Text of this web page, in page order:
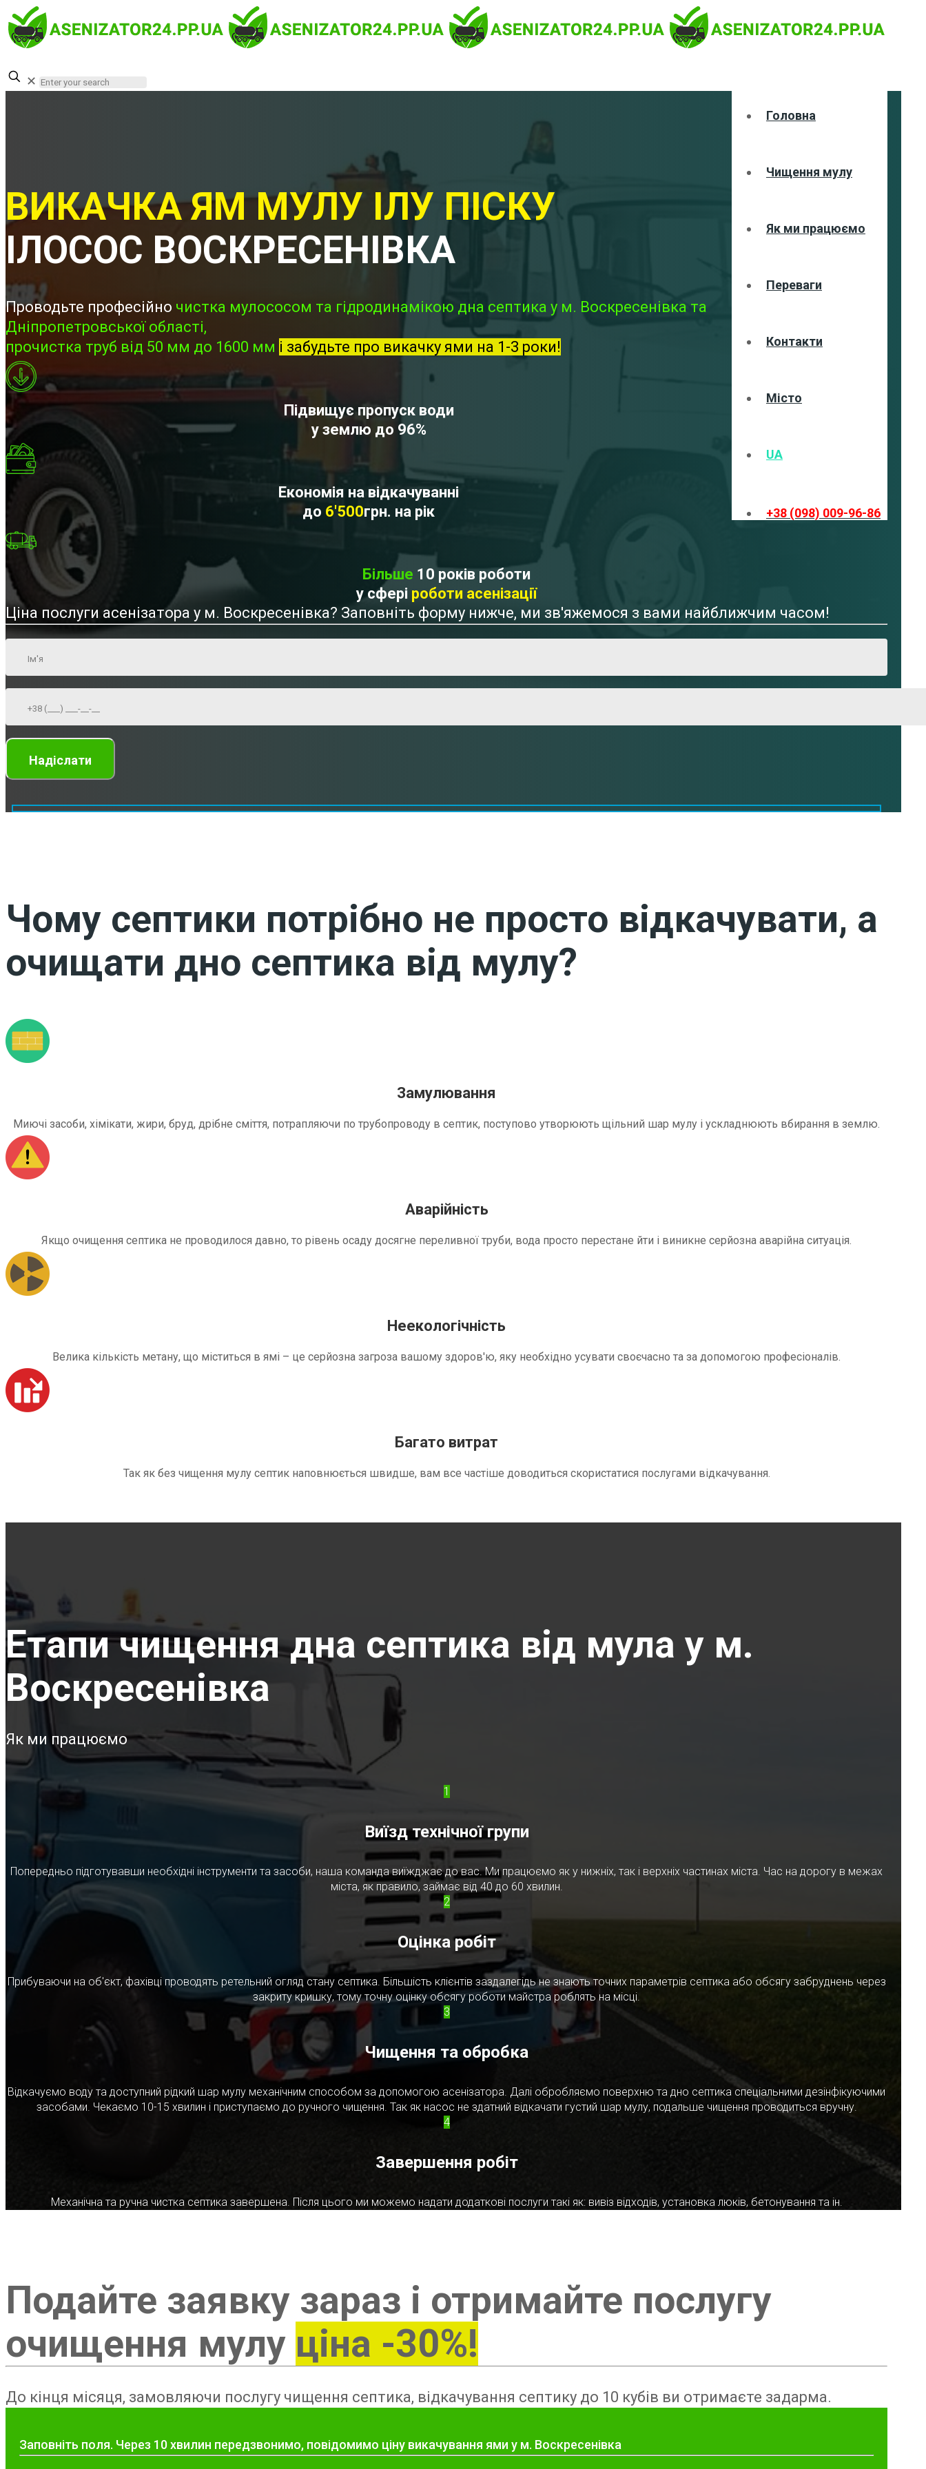
Головна
Чищення мулу
Як ми працюємо
Переваги
Контакти
Місто
UA
+38 (098) 009-96-86
✕
ВИКАЧКА ЯМ МУЛУ ІЛУ ПІСКУ
ІЛОСОС ВОСКРЕСЕНІВКА
Проводьте професійно чистка мулососом та гідродинамікою дна септика у м. Воскресенівка та
Дніпропетровської області,
прочистка труб від 50 мм до 1600 мм і забудьте про викачку ями на 1-3 роки!
Підвищує пропуск води
у землю до 96%
Економія на відкачуванні
до 6'500грн. на рік
Більше 10 років роботи
у сфері роботи асенізації
Ціна послуги асенізатора у м. Воскресенівка? Заповніть форму нижче, ми зв'яжемося з вами найближчим часом!
Чому септики потрібно не просто відкачувати, а
очищати дно септика від мулу?
Замулювання
Миючі засоби, хімікати, жири, бруд, дрібне сміття, потрапляючи по трубопроводу в септик, поступово утворюють щільний шар мулу і ускладнюють вбирання в землю.
Аварійність
Якщо очищення септика не проводилося давно, то рівень осаду досягне переливної труби, вода просто перестане йти і виникне серйозна аварійна ситуація.
Неекологічність
Велика кількість метану, що міститься в ямі – це серйозна загроза вашому здоров'ю, яку необхідно усувати своєчасно та за допомогою професіоналів.
Багато витрат
Так як без чищення мулу септик наповнюється швидше, вам все частіше доводиться скористатися послугами відкачування.
Етапи чищення дна септика від мула у м.
Воскресенівка
Як ми працюємо
1
Виїзд технічної групи
Попередньо підготувавши необхідні інструменти та засоби, наша команда виїжджає до вас. Ми працюємо як у нижніх, так і верхніх частинах міста. Час на дорогу в межах
міста, як правило, займає від 40 до 60 хвилин.
2
Оцінка робіт
Прибуваючи на об'єкт, фахівці проводять ретельний огляд стану септика. Більшість клієнтів заздалегідь не знають точних параметрів септика або обсягу забруднень через
закриту кришку, тому точну оцінку обсягу роботи майстра роблять на місці.
3
Чищення та обробка
Відкачуємо воду та доступний рідкий шар мулу механічним способом за допомогою асенізатора. Далі обробляємо поверхню та дно септика спеціальними дезінфікуючими
засобами. Чекаємо 10-15 хвилин і приступаємо до ручного чищення. Так як насос не здатний відкачати густий шар мулу, подальше чищення проводиться вручну.
4
Завершення робіт
Механічна та ручна чистка септика завершена. Після цього ми можемо надати додаткові послуги такі як: вивіз відходів, установка люків, бетонування та ін.
Подайте заявку зараз і отримайте послугу
очищення мулу ціна -30%!
До кінця місяця, замовляючи послугу чищення септика, відкачування септику до 10 кубів ви отримаєте задарма.
Заповніть поля. Через 10 хвилин передзвонимо, повідомимо ціну викачування ями у м. Воскресенівка